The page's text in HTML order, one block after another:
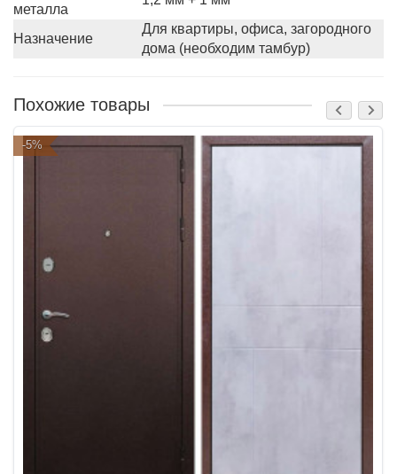
металла
Назначение
Для квартиры, офиса, загородного
дома (необходим тамбур)
Похожие товары
-5%